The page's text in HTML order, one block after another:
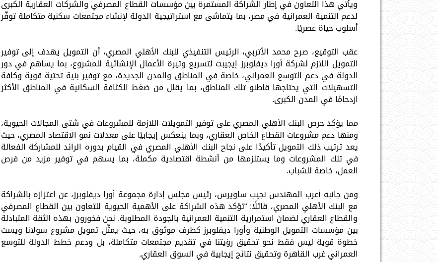
ويأتي هذا التعاون في إطار الشراكة المستمرة بين مؤسسات القطاع المصرفي والشركات العقارية الكبرى
لدعم التنمية العمرانية في مصر، بما يتماشى مع استراتيجية الدولة لإنشاء مجتمعات سكنية متكاملة توفّر
أسلوب حياة عصريًا.
عقب التوقيع، صرح محمد الأتربي، الرئيس التنفيذي للبنك الأهلي المصري، أن التمويل يهدف إلى توفير
التمويل اللازم لشركة أورا ديفلوبرز إيجيبت لتسريع وتيرة الأعمال الإنشائية للمشروع، بما يساهم في دور
الدولة في دعم التوسع العمراني، خاصة في المناطق والمدن الجديدة، مع توفير بنية تحتية قوية وكافة
التسهيلات التي يحتاجها قاطنو تلك المناطق، بما يقلل من ضغط الكثافة السكانية في المناطق الأكثر
ازدحامًا في المدن الكبرى.
مما يؤكد حرص البنك الأهلي المصري على توفير التمويلات اللازمة للمشروعات في شتى المجالات الحيوية،
ومنها دعم مشروعات القطاع الخاص العقاري، وبما ينعكس إيجابيًا على معدلات نمو الاقتصاد المصري، حيث
يعد ترتيب ذلك التمويل تأكيدًا على نجاح البنك الأهلي المصري في القيام بدوره الرائد للمشاركة الفعالة
في تلك المشروعات وما يستلزمها من أنشطة اقتصادية مكملة، بما يسهم في توفير مزيد من فرص
العمل، خاصة للشباب.
ومن جانبه أعرب المهندس نجيب ساويرس، رئيس مجلس إدارة مجموعة أورا ديفلوبرز، عن اعتزازه بالشراكة
مع البنك الأهلي المصري، قائلًا: “تؤكد هذه الشراكة على الأهمية الحيوية للتعاون بين القطاع المصرفي
والقطاع العقاري لضمان استمرارية التنمية العمرانية بالجودة المطلوبة. نحن فخورون بهذه الثقة المتبادلة
بين مؤسسات التمويل الوطنية وأورا ديفلوبرز كطرف موثوق به، حيث يمثّل تمويل مشروع سولانا ويست
خطوة قوية ليس فقط نحو تحقيق رؤيتنا في تقديم مجتمعات متكاملة، بل ودعم خطط الدولة للتوسع
العمراني غرب القاهرة وتحقيق نتائج إيجابية في السوق العقاري.